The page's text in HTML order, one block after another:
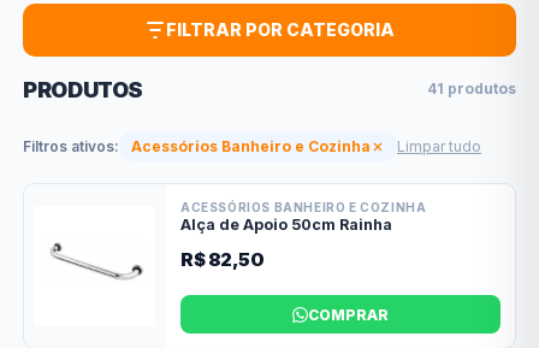
FILTRAR POR CATEGORIA
PRODUTOS 41 produtos
Filtros ativos: Acessórios Banheiro e Cozinha Limpar tudo
ACESSÓRIOS BANHEIRO E COZINHA
Alça de Apoio 50cm Rainha
R$ 82,50
COMPRAR